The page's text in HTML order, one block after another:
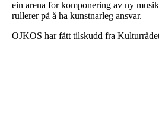
ein arena for komponering av ny
rullerer på å ha kunstnarleg ansvar.
OJKOS har fått tilskudd fra